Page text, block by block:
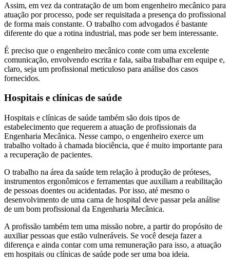
Assim, em vez da contratação de um bom engenheiro mecânico para
atuação por processo, pode ser requisitada a presença do profissional
de forma mais constante. O trabalho com advogados é bastante
diferente do que a rotina industrial, mas pode ser bem interessante.
É preciso que o engenheiro mecânico conte com uma excelente
comunicação, envolvendo escrita e fala, saiba trabalhar em equipe e,
claro, seja um profissional meticuloso para análise dos casos
fornecidos.
Hospitais e clínicas de saúde
Hospitais e clínicas de saúde também são dois tipos de
estabelecimento que requerem a atuação de profissionais da
Engenharia Mecânica. Nesse campo, o engenheiro exerce um
trabalho voltado à chamada biociência, que é muito importante para
a recuperação de pacientes.
O trabalho na área da saúde tem relação à produção de próteses,
instrumentos ergonômicos e ferramentas que auxiliam a reabilitação
de pessoas doentes ou acidentadas. Por isso, até mesmo o
desenvolvimento de uma cama de hospital deve passar pela análise
de um bom profissional da Engenharia Mecânica.
A profissão também tem uma missão nobre, a partir do propósito de
auxiliar pessoas que estão vulneráveis. Se você deseja fazer a
diferença e ainda contar com uma remuneração para isso, a atuação
em hospitais ou clínicas de saúde pode ser uma boa ideia.